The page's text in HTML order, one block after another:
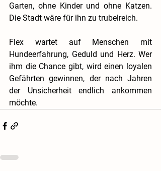
Garten, ohne Kinder und ohne Katzen.
Die Stadt wäre für ihn zu trubelreich.
Flex wartet auf Menschen mit
Hundeerfahrung, Geduld und Herz. Wer
ihm die Chance gibt, wird einen loyalen
Gefährten gewinnen, der nach Jahren
der Unsicherheit endlich ankommen
möchte.